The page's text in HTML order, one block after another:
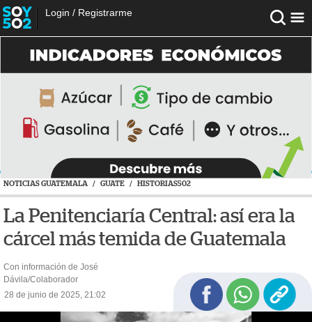
Login / Registrarme
NOTICIAS GUATEMALA / GUATE / HISTORIAS502
La Penitenciaría Central: así era la
cárcel más temida de Guatemala
Con información de José
Dávila/Colaborador
28 de junio de 2025, 21:02